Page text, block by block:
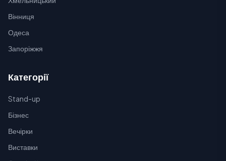
Вінниця
Одеса
Запоріжжя
Категорії
Stand-up
Бізнес
Вечірки
Виставки